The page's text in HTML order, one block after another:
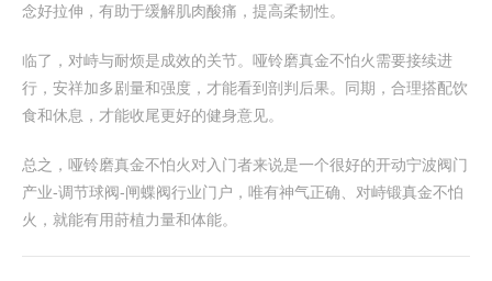
念好拉伸，有助于缓解肌肉酸痛，提高柔韧性。
临了，对峙与耐烦是成效的关节。哑铃磨真金不怕火需要接续进
行，安祥加多剧量和强度，才能看到剖判后果。同期，合理搭配饮
食和休息，才能收尾更好的健身意见。
总之，哑铃磨真金不怕火对入门者来说是一个很好的开动宁波阀门
产业-调节球阀-闸蝶阀行业门户，唯有神气正确、对峙锻真金不怕
火，就能有用莳植力量和体能。